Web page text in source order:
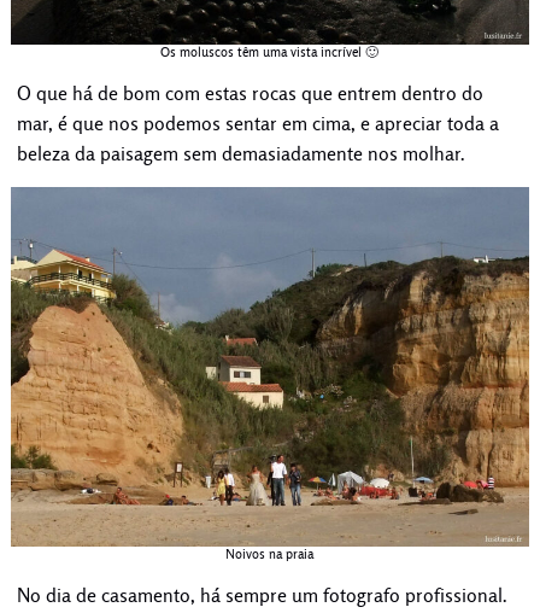
Os moluscos têm uma vista incrível 🙂
O que há de bom com estas rocas que entrem dentro do
mar, é que nos podemos sentar em cima, e apreciar toda a
beleza da paisagem sem demasiadamente nos molhar.
Noivos na praia
No dia de casamento, há sempre um fotografo profissional.